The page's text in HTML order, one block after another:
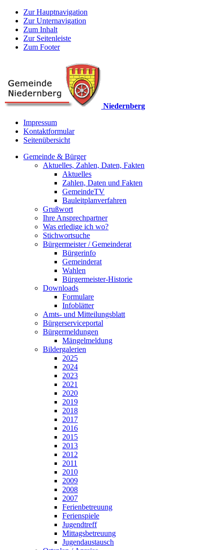
Zur Hauptnavigation
Zur Unternavigation
Zum Inhalt
Zur Seitenleiste
Zum Footer
Niedernberg
Impressum
Kontaktformular
Seitenübersicht
Gemeinde & Bürger
Aktuelles, Zahlen, Daten, Fakten
Aktuelles
Zahlen, Daten und Fakten
GemeindeTV
Bauleitplanverfahren
Grußwort
Ihre Ansprechpartner
Was erledige ich wo?
Stichwortsuche
Bürgermeister / Gemeinderat
Bürgerinfo
Gemeinderat
Wahlen
Bürgermeister-Historie
Downloads
Formulare
Infoblätter
Amts- und Mitteilungsblatt
Bürgerserviceportal
Bürgermeldungen
Mängelmeldung
Bildergalerien
2025
2024
2023
2021
2020
2019
2018
2017
2016
2015
2013
2012
2011
2010
2009
2008
2007
Ferienbetreuung
Ferienspiele
Jugendtreff
Mittagsbetreuung
Jugendaustausch